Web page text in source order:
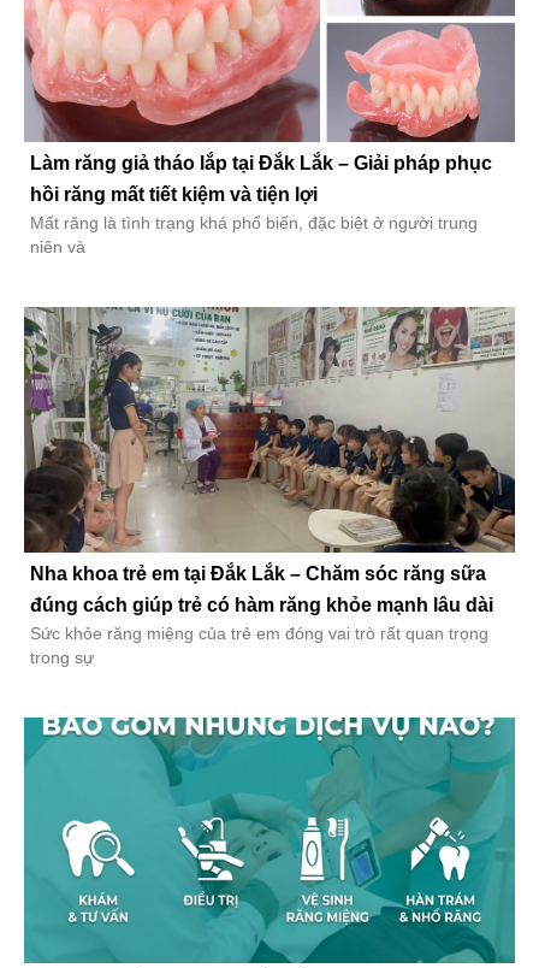
Làm răng giả tháo lắp tại Đắk Lắk – Giải pháp phục
hồi răng mất tiết kiệm và tiện lợi
Mất răng là tình trạng khá phổ biến, đặc biệt ở người trung
niên và
Nha khoa trẻ em tại Đắk Lắk – Chăm sóc răng sữa
đúng cách giúp trẻ có hàm răng khỏe mạnh lâu dài
Sức khỏe răng miệng của trẻ em đóng vai trò rất quan trọng
trong sự